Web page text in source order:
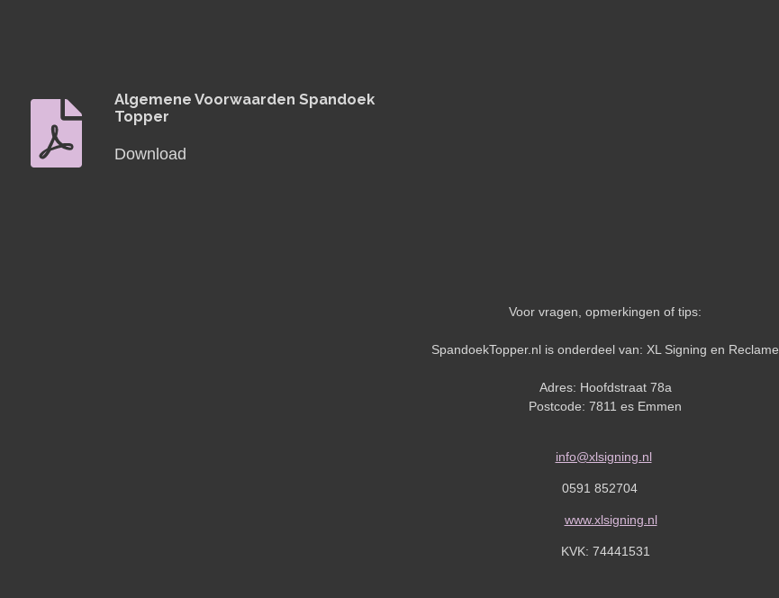
Algemene Voorwaarden Spandoek
Topper
Download
Voor vragen, opmerkingen of tips:
SpandoekTopper.nl is onderdeel van: XL Signing en Reclame
Adres: Hoofdstraat 78a
Postcode: 7811 es Emmen
info@xlsigning.nl
0591 852704
www.xlsigning.nl
KVK: 74441531